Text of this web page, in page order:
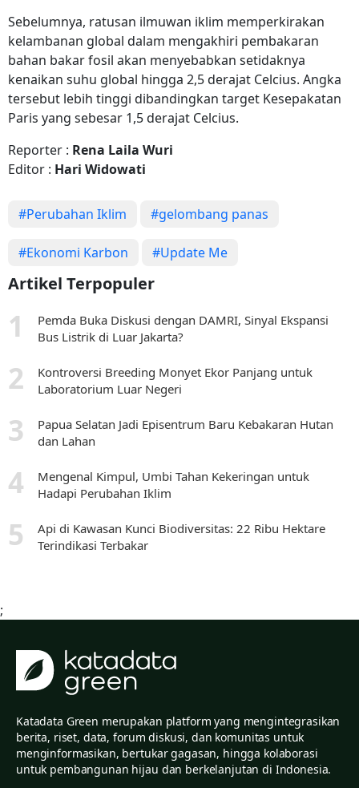
Sebelumnya, ratusan ilmuwan iklim memperkirakan
kelambanan global dalam mengakhiri pembakaran
bahan bakar fosil akan menyebabkan setidaknya
kenaikan suhu global hingga 2,5 derajat Celcius. Angka
tersebut lebih tinggi dibandingkan target Kesepakatan
Paris yang sebesar 1,5 derajat Celcius.
Reporter : Rena Laila Wuri
Editor : Hari Widowati
#Perubahan Iklim #gelombang panas
#Ekonomi Karbon #Update Me
Artikel Terpopuler
Pemda Buka Diskusi dengan DAMRI, Sinyal Ekspansi
Bus Listrik di Luar Jakarta?
Kontroversi Breeding Monyet Ekor Panjang untuk
Laboratorium Luar Negeri
Papua Selatan Jadi Episentrum Baru Kebakaran Hutan
dan Lahan
Mengenal Kimpul, Umbi Tahan Kekeringan untuk
Hadapi Perubahan Iklim
Api di Kawasan Kunci Biodiversitas: 22 Ribu Hektare
Terindikasi Terbakar
;
Katadata Green merupakan platform yang mengintegrasikan
berita, riset, data, forum diskusi, dan komunitas untuk
menginformasikan, bertukar gagasan, hingga kolaborasi
untuk pembangunan hijau dan berkelanjutan di Indonesia.